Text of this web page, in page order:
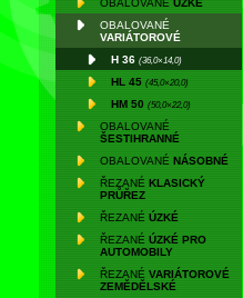
OBALOVANÉ ÚZKÉ
OBALOVANÉ
VARIÁTOROVÉ
H 36 (36,0×14,0)
HL 45 (45,0×20,0)
HM 50 (50,0×22,0)
OBALOVANÉ
ŠESTIHRANNÉ
OBALOVANÉ NÁSOBNÉ
ŘEZANÉ KLASICKÝ
PRŮŘEZ
ŘEZANÉ ÚZKÉ
ŘEZANÉ ÚZKÉ PRO
AUTOMOBILY
ŘEZANÉ VARIÁTOROVÉ
ZEMĚDĚLSKÉ